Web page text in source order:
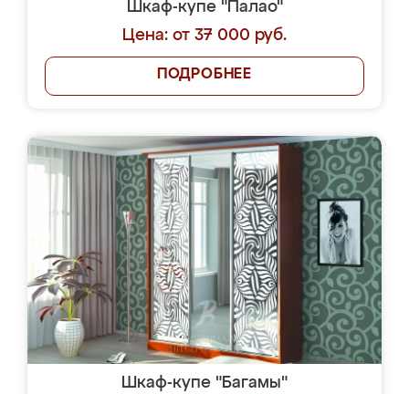
Шкаф-купе "Палао"
Цена: от 37 000 руб.
ПОДРОБНЕЕ
Шкаф-купе "Багамы"